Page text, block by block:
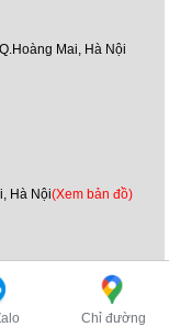
Mai, Hà Nội
Hà Nội(Xem bản đồ)
Chỉ đường